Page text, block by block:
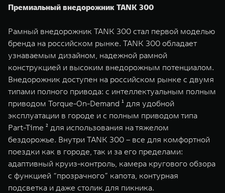
Премиальный внедорожник TANK 300
Рамный внедорожник TANK 300 стал первой моделью
бренда на российском рынке. TANK 300 обладает
узнаваемым дизайном, надежной рамной
конструкцией и высоким внедорожным потенциалом.
Внедорожник доступен на российском рынке c двумя
типами полного привода: с интеллектуальным полным
приводом Torque-On-Demand ¹ для удобной
эксплуатации в городе и с полным приводом типа
Part-Time ² для использования на тяжелом
бездорожье. Внутри TANK 300 – все для комфортной
поездки как в городе, так и за его пределами:
адаптивный круиз-контроль, камера кругового обзора
с функцией “прозрачного” капота, контурная
подсветка и даже столик для пикника.